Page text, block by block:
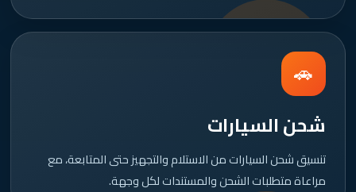
🚗
شحن السيارات
تنسيق شحن السيارات من الاستلام والتجهيز حتى المتابعة، مع
مراعاة متطلبات الشحن والمستندات لكل وجهة.